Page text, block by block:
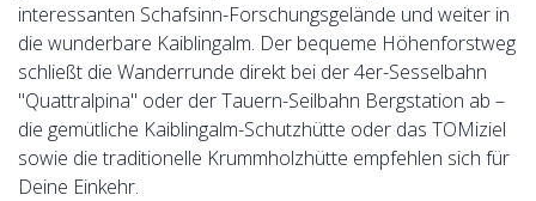
interessanten Schafsinn-Forschungsgelände und weiter in
die wunderbare Kaiblingalm. Der bequeme Höhenforstweg
schließt die Wanderrunde direkt bei der 4er-Sesselbahn
"Quattralpina" oder der Tauern-Seilbahn Bergstation ab –
die gemütliche Kaiblingalm-Schutzhütte oder das TOMiziel
sowie die traditionelle Krummholzhütte empfehlen sich für
Deine Einkehr.